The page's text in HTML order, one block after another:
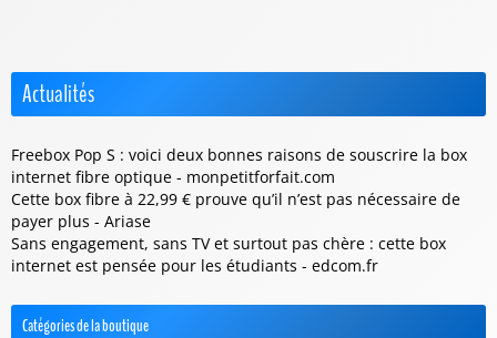
Actualités
Freebox Pop S : voici deux bonnes raisons de souscrire la box
internet fibre optique - monpetitforfait.com
Cette box fibre à 22,99 € prouve qu’il n’est pas nécessaire de
payer plus - Ariase
Sans engagement, sans TV et surtout pas chère : cette box
internet est pensée pour les étudiants - edcom.fr
Catégories de la boutique